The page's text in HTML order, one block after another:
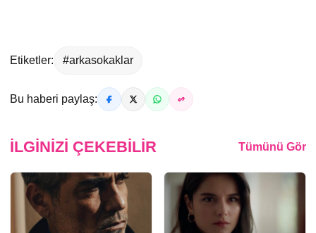
Etiketler: #arkasokaklar
Bu haberi paylaş:
İLGINIZI ÇEKEBILIR Tümünü Gör